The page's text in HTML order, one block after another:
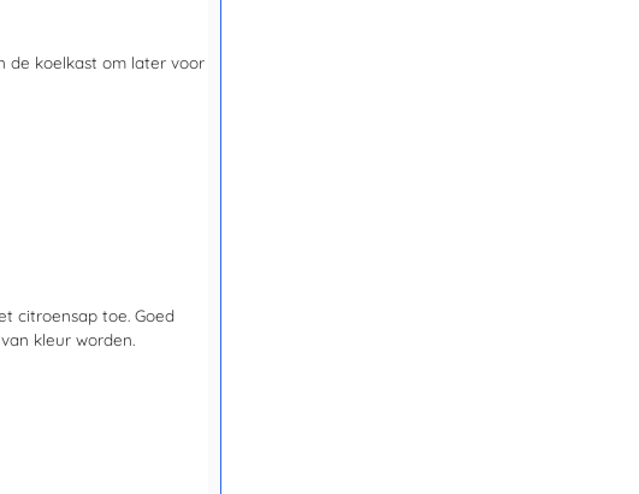
de koelkast om later voor
citroensap toe. Goed
kleur worden.